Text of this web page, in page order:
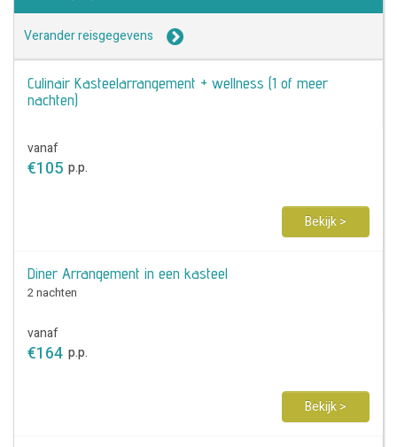
Verander reisgegevens
Culinair Kasteelarrangement + wellness (1 of meer
nachten)
vanaf
€105 p.p.
Bekijk >
Diner Arrangement in een kasteel
2 nachten
vanaf
€164 p.p.
Bekijk >